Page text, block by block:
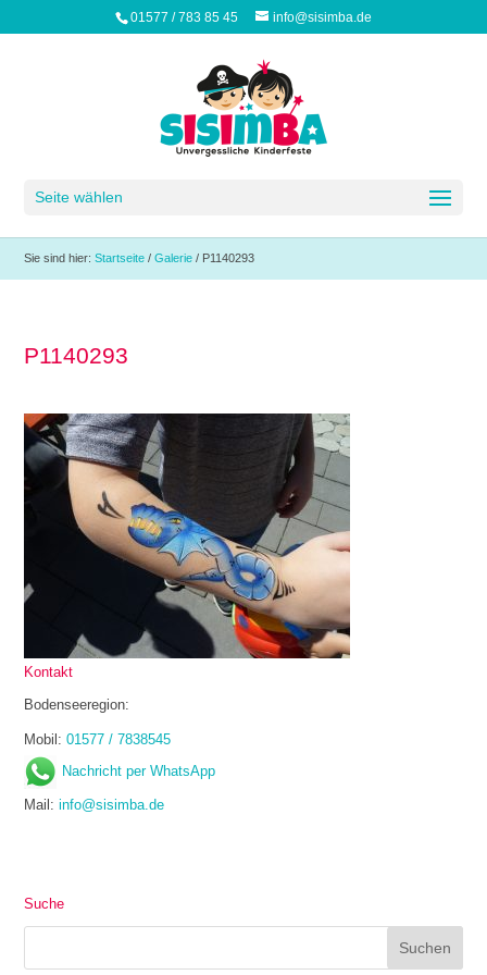
01577 / 783 85 45 info@sisimba.de
Seite wählen
Sie sind hier:Startseite /Galerie / P1140293
P1140293
Kontakt
Bodenseeregion:
Mobil:01577 / 7838545
Nachricht per WhatsApp
Mail:info@sisimba.de
Suche